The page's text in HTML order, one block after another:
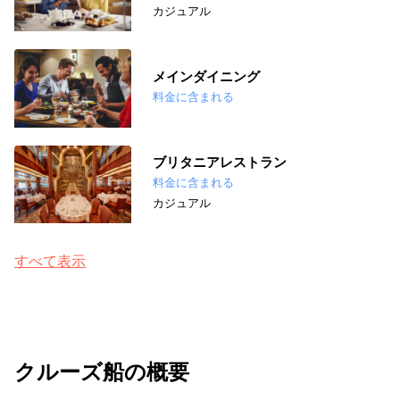
カジュアル
メインダイニング
料金に含まれる
ブリタニアレストラン
料金に含まれる
カジュアル
すべて表示
クルーズ船の概要